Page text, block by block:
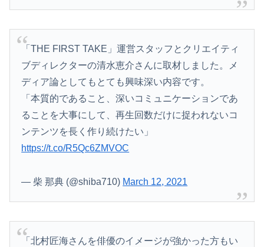
致死率の高いウイルスは強すぎて蔓延しないから人類は滅亡しないとかいうけどさ
【画像】日焼け口リの締まったお尻っていいよね！ｗｗｗｗｗ
「注文キャンセルしました。身分証を提出してください」とAmazonから突然のメール、怪しすぎるのでカスタマーに確認したら……
【悲報】人間「バックアップ作成して」AI「了解。あ、間違えちゃったｗ」→シャレにならないやらかしで終わるｗｗｗｗｗ
「THE FIRST TAKE」運営スタッフとクリエイティ
ブディレクターの清水恵介さんに取材しました。メ
ディア論としてもとても興味深い内容です。
「本質的であること、深いコミュニケーションであ
ることを大事にして、再生回数だけに捉われないコ
ンテンツを長く作り続けたい」
https://t.co/R5Qc6ZMVOC
— 柴 那典 (@shiba710) March 12, 2021
「北村匠海さんを俳優のイメージが強かった方もい